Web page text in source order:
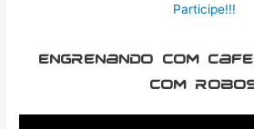
Participe!!!
Engrenando com
com